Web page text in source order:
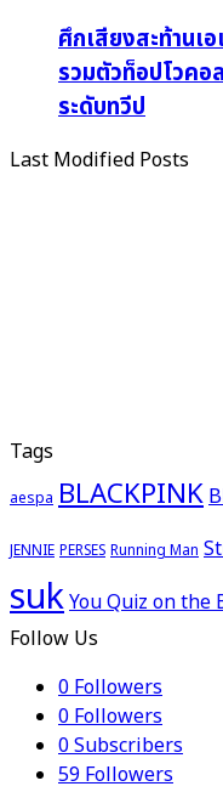
ศึกเสียงสะท้านเ
รวมตัวท็อปโวค
ระดับทวีป
Last Modified Posts
Tags
aespa BLACKPINK
JENNIE PERSES Running Man
sukYou Quiz on the
Follow Us
0Followers
0Followers
0Subscribers
59Followers